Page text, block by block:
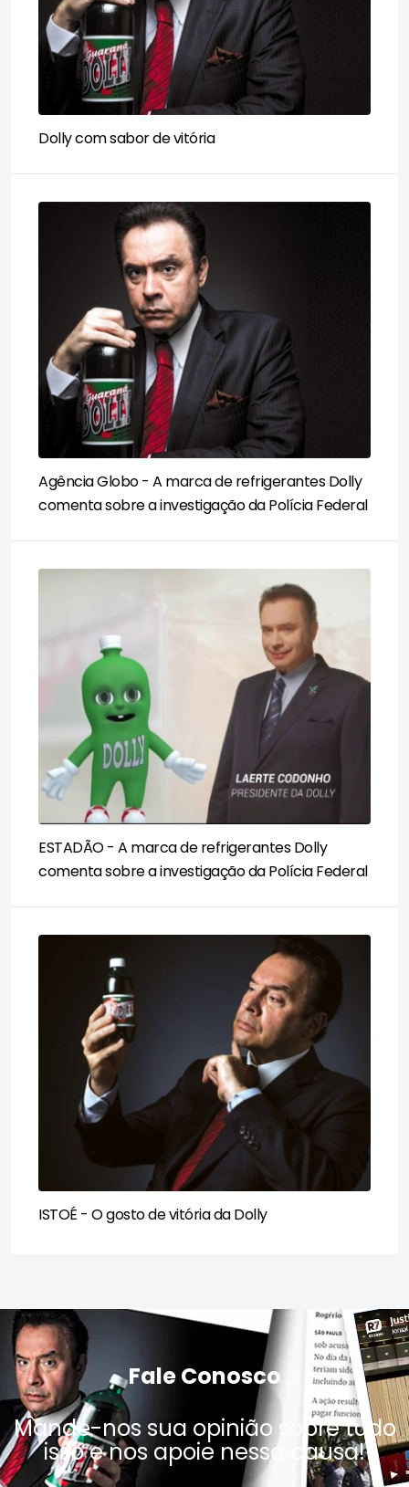
Dolly com sabor de vitória
Agência Globo - A marca de refrigerantes Dolly
comenta sobre a investigação da Polícia Federal
ESTADÃO - A marca de refrigerantes Dolly
comenta sobre a investigação da Polícia Federal
ISTOÉ - O gosto de vitória da Dolly​
Fale Conosco
Mande-nos sua opinião sobre tudo
isso e nos apoie nessa causa!